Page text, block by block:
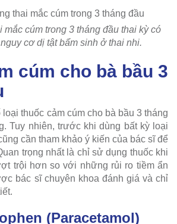
mắc cúm trong 3 tháng đầu thai kỳ có
cơ dị tật bẩm sinh ở thai nhi.
cúm cho bà bầu 3
thuốc cảm cúm cho bà bầu 3 tháng
Tuy nhiên, trước khi dùng bất kỳ loại
cần tham khảo ý kiến của bác sĩ để
trọng nhất là chỉ sử dụng thuốc khi
trội hơn so với những rủi ro tiềm ẩn
bác sĩ chuyên khoa đánh giá và chỉ
(Paracetamol)